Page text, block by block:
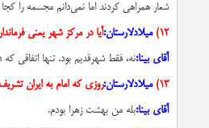
شعار همراهي ‌كردند اما نمي‌دانم مجسمه را كجا
۱۲) میلادلارستان:آيا در مركز شهر يعني
آقای بینا:‌نه، فقط شهرقديم بود. تنها اتفاقي
۱۳) میلادلارستان:روزي كه امام به ايران
آقای بینا:‌بله من بهشت زهرا بودم.